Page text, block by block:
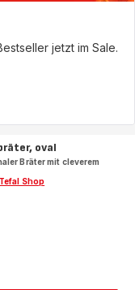
jetzt im Sale.
oval
Bräter mit cleverem
Tefal Shop